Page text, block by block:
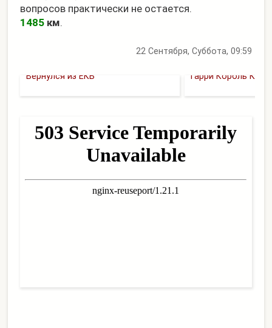
вопросов практически не остается.
1485 км.
22 Сентября, Суббота, 09:59
Вернулся из ЕКБ Гарри Король